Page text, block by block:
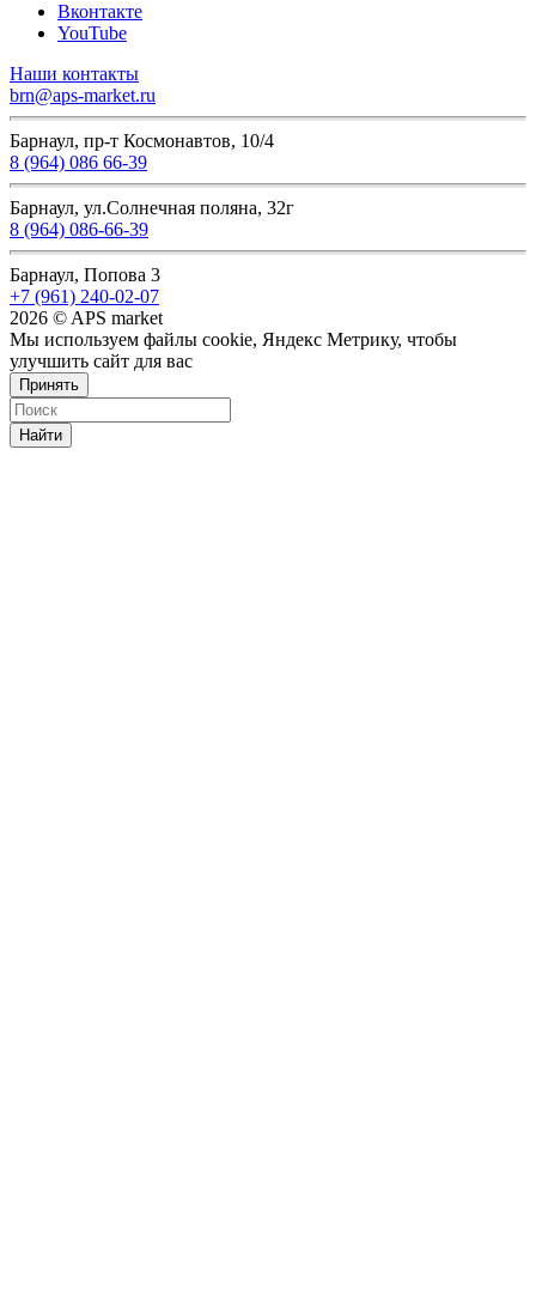
Вконтакте
YouTube
Наши контакты
brn@aps-market.ru
Барнаул, пр-т Космонавтов, 10/4
8 (964) 086 66-39
Барнаул, ул.Солнечная поляна, 32г
8 (964) 086-66-39
Барнаул, Попова 3
+7 (961) 240-02-07
2026 © APS market
Мы используем файлы cookie, Яндекс Метрику, чтобы
улучшить сайт для вас
Принять
Найти